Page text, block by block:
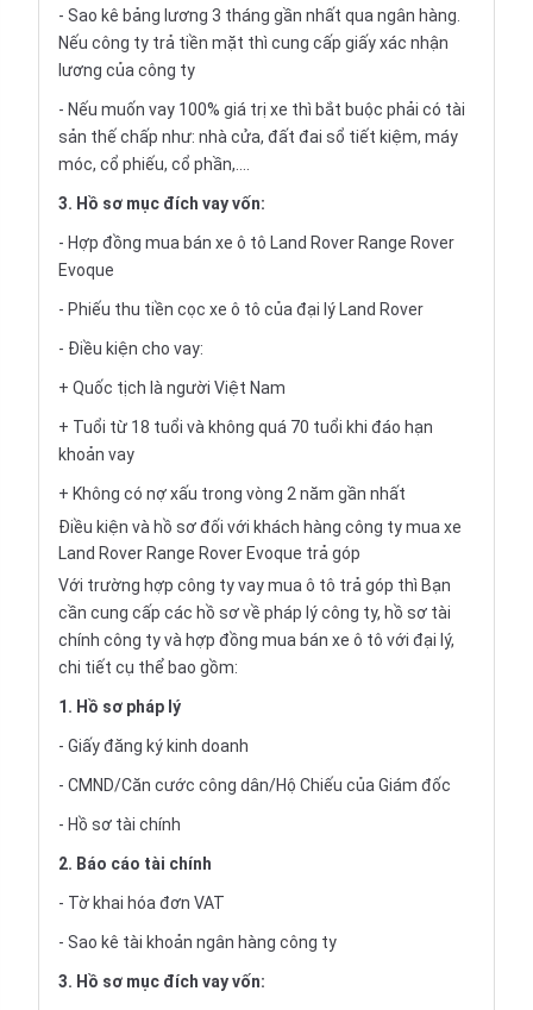
- Sao kê bảng lương 3 tháng gần nhất qua ngân hàng.
Nếu công ty trả tiền mặt thì cung cấp giấy xác nhận
lương của công ty
- Nếu muốn vay 100% giá trị xe thì bắt buộc phải có tài
sản thế chấp như: nhà cửa, đất đai sổ tiết kiệm, máy
móc, cổ phiếu, cổ phần,....
3. Hồ sơ mục đích vay vốn:
- Hợp đồng mua bán xe ô tô Land Rover Range Rover
Evoque
- Phiếu thu tiền cọc xe ô tô của đại lý Land Rover
- Điều kiện cho vay:
+ Quốc tịch là người Việt Nam
+ Tuổi từ 18 tuổi và không quá 70 tuổi khi đáo hạn
khoản vay
+ Không có nợ xấu trong vòng 2 năm gần nhất
Điều kiện và hồ sơ đối với khách hàng công ty mua xe
Land Rover Range Rover Evoque trả góp
Với trường hợp công ty vaymua ô tô trả góp thì Bạn
cần cung cấp các hồ sơ về pháp lý công ty, hồ sơ tài
chính công ty và hợp đồng mua bán xe ô tô với đại lý,
chi tiết cụ thể bao gồm:
1. Hồ sơ pháp lý
- Giấy đăng ký kinh doanh
- CMND/Căn cước công dân/Hộ Chiếu của Giám đốc
- Hồ sơ tài chính
2. Báo cáo tài chính
- Tờ khai hóa đơn VAT
- Sao kê tài khoản ngân hàng công ty
3. Hồ sơ mục đích vay vốn: